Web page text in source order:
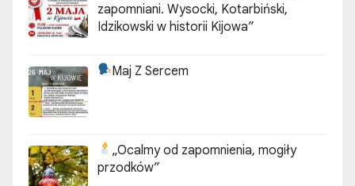
zapomniani. Wysocki, Kotarbiński,
Idzikowski w historii Kijowa”
Maj Z Sercem
„Ocalmy od zapomnienia, mogiły
przodków”